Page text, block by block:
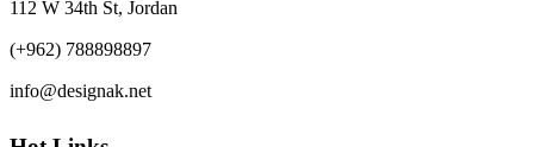
112 W 34th St, Jordan
(+962) 788898897
info@designak.net